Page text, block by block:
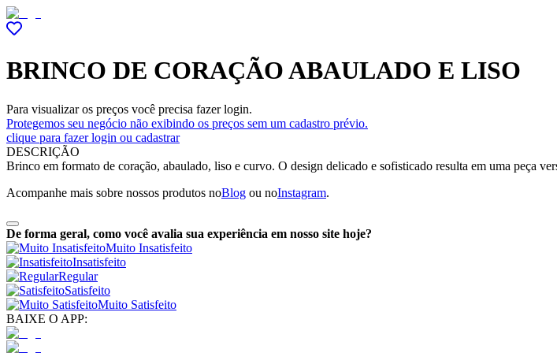
BRINCO DE CORAÇÃO ABAULADO E LISO
Para visualizar os preços você precisa fazer login.
Protegemos seu negócio não exibindo os preços sem um cadastro prévio.
clique para fazer login ou cadastrar
DESCRIÇÃO
Brinco em formato de coração, abaulado, liso e curvo. O design delicado e sofisticado resulta em uma peça
Acompanhe mais sobre nossos produtos noBlog ou noInstagram.
De forma geral, como você avalia sua experiência em nosso site hoje?
Muito Insatisfeito
Insatisfeito
Regular
Satisfeito
Muito Satisfeito
BAIXE O APP: